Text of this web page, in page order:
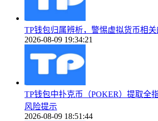
TP钱包归属辨析，警惕虚拟货币相
2026-08-09 19:34:21
TP钱包中扑克币（POKER）提取全
风险提示
2026-08-09 18:51:44